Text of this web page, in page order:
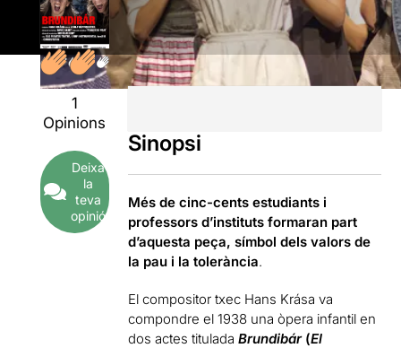
1
Opinions
Deixa
la
teva
opinió
Sinopsi
Més de cinc-cents estudiants i
professors d’instituts formaran part
d’aquesta peça, símbol dels valors de
la pau i la tolerància.
El compositor txec Hans Krása va
compondre el 1938 una òpera infantil en
dos actes tituladaBrundibár (El